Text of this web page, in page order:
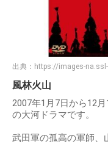
出典： https://images-
風林火山
2007年1月7日から12
の大河ドラマです。
武田軍の孤高の軍師、